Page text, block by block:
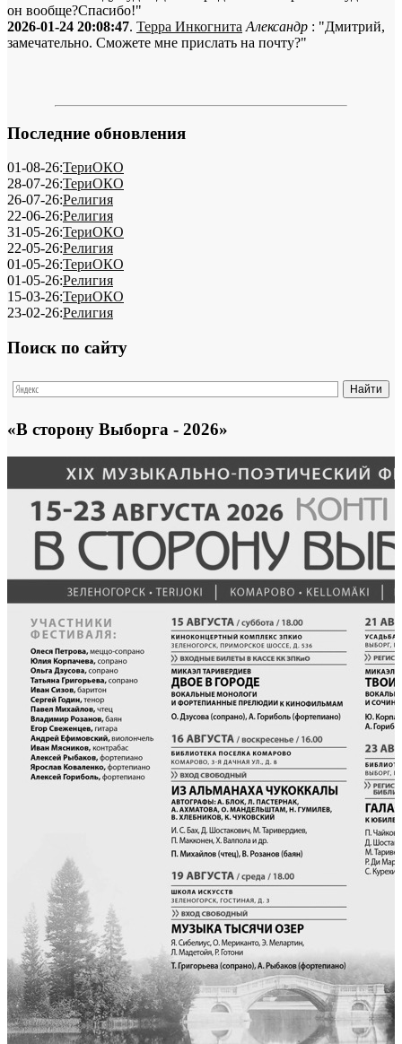
он вообще?Спасибо!"
2026-01-24 20:08:47. Терра Инкогнита Александр : "Дмитрий,
замечательно. Сможете мне прислать на почту?"
Последние обновления
01-08-26:ТериОКО
28-07-26:ТериОКО
26-07-26:Религия
22-06-26:Религия
31-05-26:ТериОКО
22-05-26:Религия
01-05-26:ТериОКО
01-05-26:Религия
15-03-26:ТериОКО
23-02-26:Религия
Поиск по сайту
«В сторону Выборга - 2026»